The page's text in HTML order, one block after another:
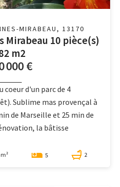
MIRABEAU, 13170
Mirabeau 10 pièce(s)
m2
000 €
coeur d'un parc de 4
Sublime mas provençal à
de Marseille et 25 min de
la bâtisse
5 2